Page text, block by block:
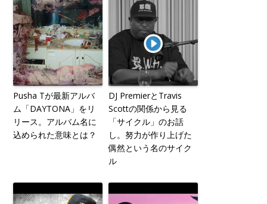
Pusha Tが最新アルバ
ム「DAYTONA」をリ
リース。アルバム名に
込められた意味とは？
DJ PremierとTravis
Scottの関係から見る
「サイクル」のお話
し。努力が作り上げた
偶然という名のサイク
ル